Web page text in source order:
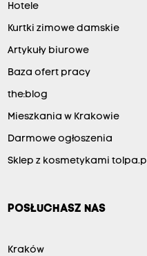
Hotele
Kurtki zimowe damskie
Artykuły biurowe
Baza ofert pracy
the:blog
Mieszkania w Krakowie
Darmowe ogłoszenia
Sklep z kosmetykami tolpa.pl
POSŁUCHASZ NAS
Kraków